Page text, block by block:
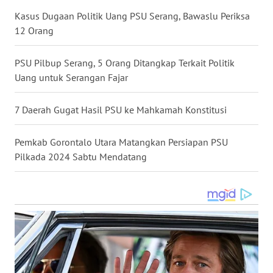
Kasus Dugaan Politik Uang PSU Serang, Bawaslu Periksa
12 Orang
PSU Pilbup Serang, 5 Orang Ditangkap Terkait Politik
Uang untuk Serangan Fajar
7 Daerah Gugat Hasil PSU ke Mahkamah Konstitusi
Pemkab Gorontalo Utara Matangkan Persiapan PSU
Pilkada 2024 Sabtu Mendatang
KALTARA
WN
KALSEL
WN
KALTIM
WN
SULSEL
WN
GORONTALO
WN
SULUT